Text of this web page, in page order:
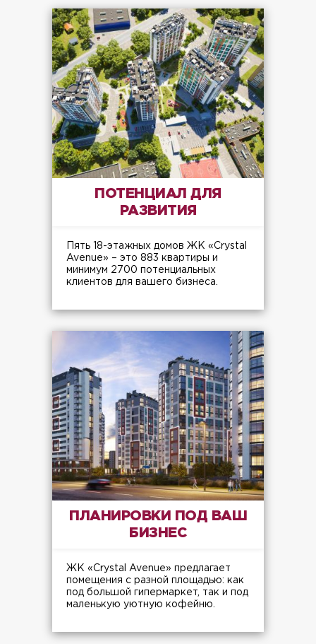
ПОТЕНЦИАЛ ДЛЯ
РАЗВИТИЯ
Пять 18-этажных домов ЖК «Crystal
Avenue» – это 883 квартиры и
минимум 2700 потенциальных
клиентов для вашего бизнеса.
ПЛАНИРОВКИ ПОД ВАШ
БИЗНЕС
ЖК «Crystal Avenue» предлагает
помещения с разной площадью: как
под большой гипермаркет, так и под
маленькую уютную кофейню.